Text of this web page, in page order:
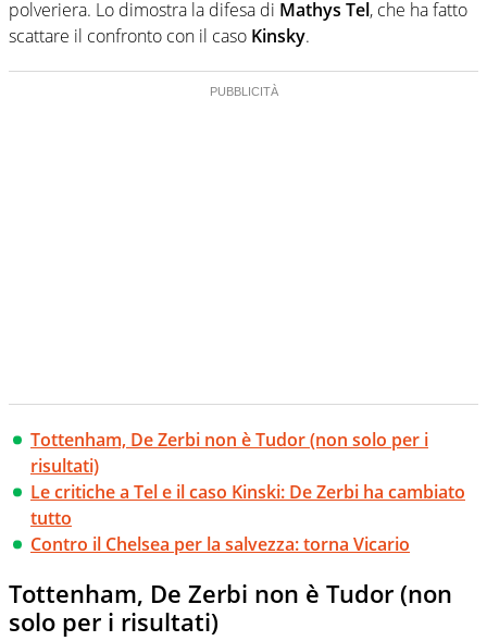
polveriera. Lo dimostra la difesa di Mathys Tel, che ha fatto
scattare il confronto con il caso Kinsky.
Tottenham, De Zerbi non è Tudor (non solo per i
risultati)
Le critiche a Tel e il caso Kinski: De Zerbi ha cambiato
tutto
Contro il Chelsea per la salvezza: torna Vicario
Tottenham, De Zerbi non è Tudor (non
solo per i risultati)